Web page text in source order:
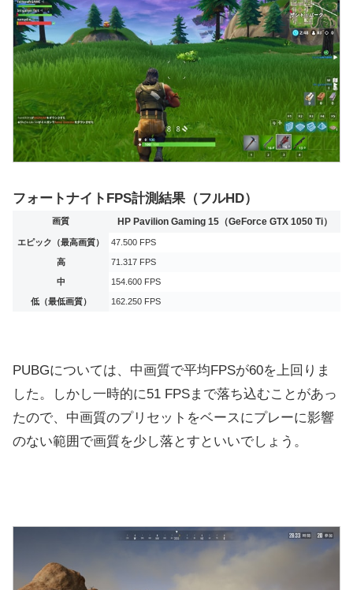
フォートナイトFPS計測結果（フルHD）
画質 HP Pavilion Gaming 15（GeForce GTX 1050 Ti）
エピック（最高画質） 47.500 FPS
高 71.317 FPS
中 154.600 FPS
低（最低画質） 162.250 FPS
PUBGについては、中画質で平均FPSが60を上回りま
した。しかし一時的に51 FPSまで落ち込むことがあっ
たので、中画質のプリセットをベースにプレーに影響
のない範囲で画質を少し落とすといいでしょう。